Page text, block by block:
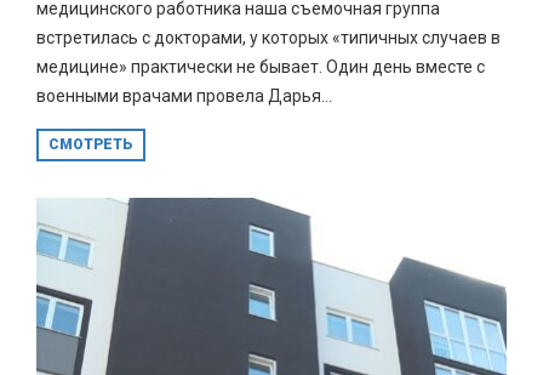
медицинского работника наша съемочная группа
встретилась с докторами, у которых «типичных случаев в
медицине» практически не бывает. Один день вместе с
военными врачами провела Дарья...
СМОТРЕТЬ